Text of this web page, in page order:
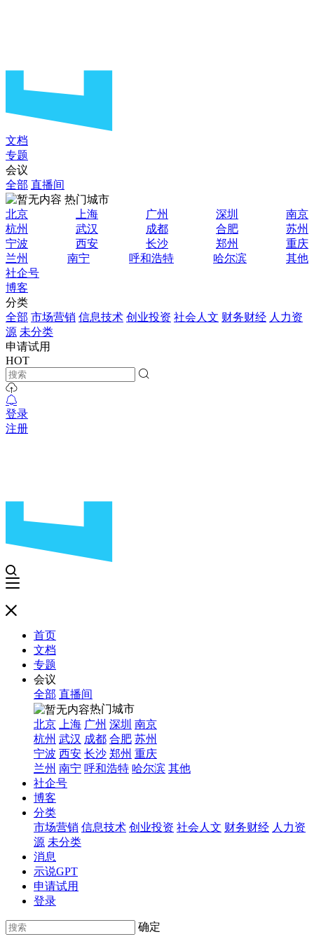
文档
专题
会议
全部 直播间
热门城市
北京
上海 广州 深圳
南京
杭州
武汉 成都 合肥
苏州
宁波
西安 长沙 郑州
重庆
兰州
南宁 呼和浩特 哈尔滨
其他
社企号
博客
分类
全部 市场营销 信息技术 创业投资 社会人文 财务财经 人力资
源 未分类
申请试用
HOT
登录
注册
首页
文档
专题
会议
全部 直播间
热门城市
北京
上海 广州 深圳 南京
杭州 武汉 成都 合肥 苏州
宁波 西安 长沙 郑州 重庆
兰州 南宁 呼和浩特 哈尔滨 其他
社企号
博客
分类
市场营销 信息技术 创业投资 社会人文 财务财经 人力资
源 未分类
消息
示说GPT
申请试用
登录
确定